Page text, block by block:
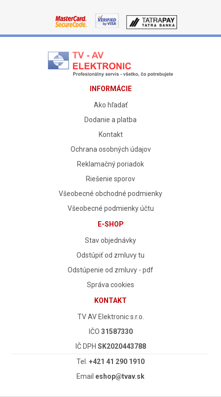
INFORMÁCIE
Ako hľadať
Dodanie a platba
Kontakt
Ochrana osobných údajov
Reklamačný poriadok
Riešenie sporov
Všeobecné obchodné podmienky
Všeobecné podmienky účtu
E-SHOP
Stav objednávky
Odstúpiť od zmluvy tu
Odstúpenie od zmluvy - pdf
Správa cookies
KONTAKT
TV AV Elektronic s.r.o.
IČO 31587330
IČ DPH SK2020443788
Tel. +421 41 290 1910
Email eshop@tvav.sk